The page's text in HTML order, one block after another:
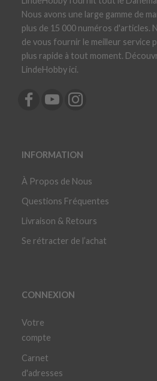
Nous avons une large gamme de
plus de 15 000 numéros d'articles.
de vous fournir le meilleur service
plus rapide à tout moment.
LindeHobby ici.
INFORMATION
À Propos de Nous
Questions Fréquentes
Livraison & Retours
Se rétracter de l’achat
CONNEXION
Votre
compte
Carnet
d'adresses